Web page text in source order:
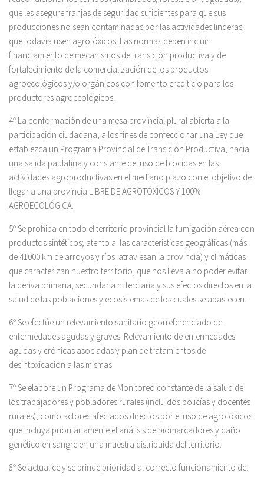
que les asegure franjas de seguridad suficientes para que sus
producciones no sean contaminadas por las actividades linderas
que todavía usen agrotóxicos. Las normas deben incluir
financiamiento de mecanismos de transición productiva y de
fortalecimiento de la comercialización de los productos
agroecológicos y/o orgánicos con fomento crediticio para los
productores agroecológicos.
4º La conformación de una mesa provincial plural abierta a la
participación ciudadana, a los fines de confeccionar una Ley que
establezca un Programa Provincial de Transición Productiva, hacia
una salida paulatina y constante del uso de biocidas en las
actividades agroproductivas en el mediano plazo con el objetivo de
llegar a una provincia LIBRE DE AGROTÓXICOS Y 100%
AGROECOLÓGICA.
5º Se prohíba en todo el territorio provincial la fumigación aérea con
productos sintéticos; atento a las características geográficas (más
de 41000 km de arroyos y ríos atraviesan la provincia) y climáticas
que caracterizan nuestro territorio, que nos lleva a no poder evitar
la deriva primaria, secundaria ni terciaria y sus efectos directos en la
salud de las poblaciones y ecosistemas de los cuales se abastecen.
6º Se efectúe un relevamiento sanitario georreferenciado de
enfermedades agudas y graves. Relevamiento de enfermedades
agudas y crónicas asociadas y plan de tratamientos de
desintoxicación a las mismas.
7º Se elabore un Programa de Monitoreo constante de la salud de
los trabajadores y pobladores rurales (incluidos policías y docentes
rurales), como actores afectados directos por el uso de agrotóxicos
que incluya prioritariamente el análisis de biomarcadores y daño
genético en sangre en una muestra distribuida del territorio.
8º Se actualice y se brinde prioridad al correcto funcionamiento del